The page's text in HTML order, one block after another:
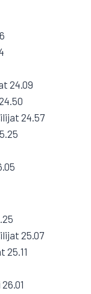
24.09
24.57
25.07
25.11